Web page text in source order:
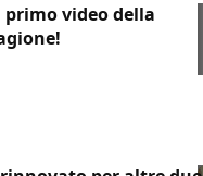
video della